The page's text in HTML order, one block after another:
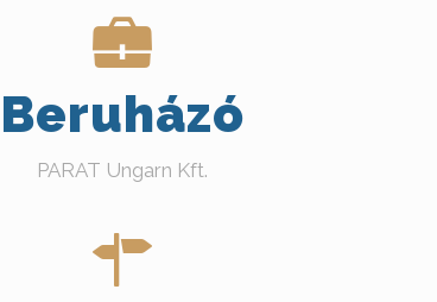
Beruházó
PARAT Ungarn Kft.